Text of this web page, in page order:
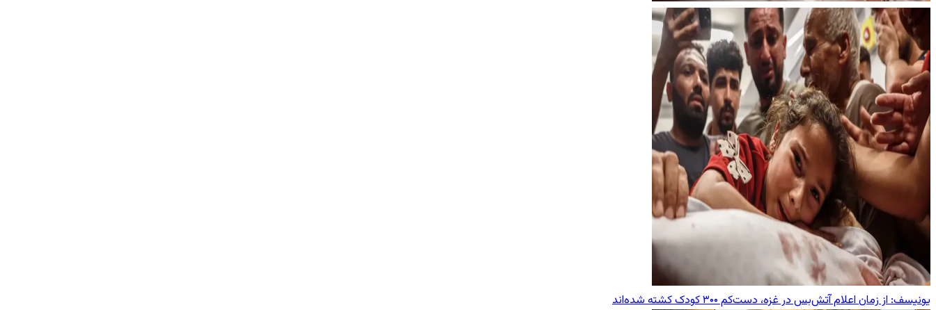
یونیسف: از زمان اعلام آتش‌بس در غزه، دست‌کم ۳۰۰ کودک کشته شده‌اند